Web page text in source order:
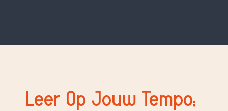
Leer Op Jouw Tempo;